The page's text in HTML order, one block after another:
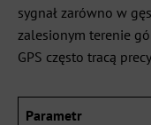
sygnał zarówno w
zalesionym terenie
GPS często tracą
Parametr